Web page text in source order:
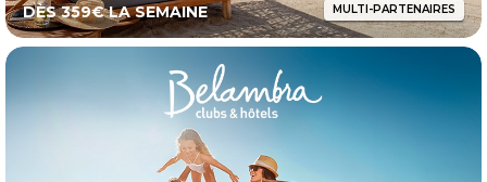
DÈS 359€ LA SEMAINE MULTI-PARTENAIRES